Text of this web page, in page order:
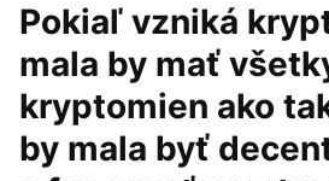
Pokiaľ vzniká
mala by mať
kryptomien ako
by mala byť